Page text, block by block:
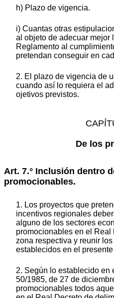
h) Plazo de vigencia.
i) Cuantas otras
al objeto de adecuar mejor
Reglamento al
pretendan conseguir en
2. El plazo de vigencia de
cuando así lo requiera el
ojetivos previstos.
De los
Art. 7.° Inclusión dentro
promocionables.
1. Los proyectos que
incentivos regionales
alguno de los sectores
promocionables en el
zona respectiva y reunir
establecidos en el
2. Según lo establecido en
50/1985, de 27 de
promocionables todos